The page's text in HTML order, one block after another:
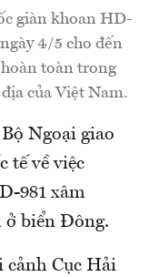
giàn khoan HD-
4/5 cho đến
toàn trong
của Việt Nam.
Ngoại giao
tế về việc
981 xâm
ở biển Đông.
cảnh Cục Hải